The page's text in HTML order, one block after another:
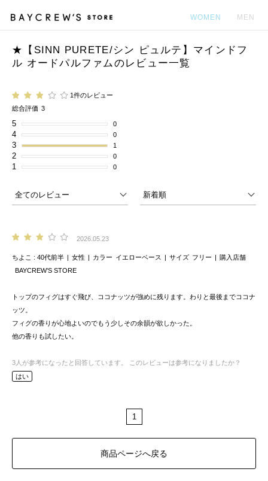
WOMEN MEN
★【SINN PURETE/シン ピュルテ】マインドフ
ル オードパルファムのレビュー一覧
1件のレビュー
総合評価 3
5 0
4 0
3 1
2 0
1 0
2026.05.23
ちよこ 40代前半 女性 カラー イエローベース サイズ フリー
購入店舗
BAYCREW’S STORE
トップのフィグはすぐ飛び、ココナッツが強めに残ります。わりと最後までココナ
ッツ。
フィグの香りが心地よいのでもう少しその余韻が欲しかった。
他の香りも試したい。
3 人が参考になったと回答しています。
このレビューは参考になりましたか？
はい
1
商品ページへ戻る